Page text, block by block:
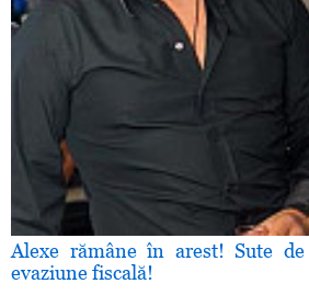
Alexe rămâne în arest! Sute
evaziune fiscală!